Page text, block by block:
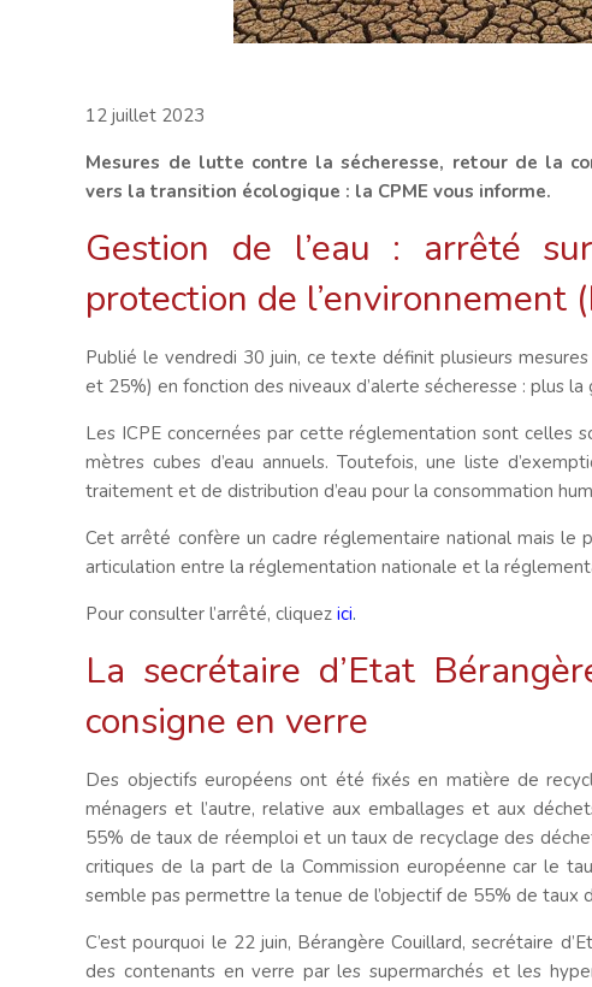
12 juillet 2023
Mesures de lutte contre la sécheresse, retour de la
vers la transition écologique : la CPME vous informe.
Gestion de l’eau : arrêté
protection de l’environnement
Publié le vendredi 30 juin, ce texte définit plusieurs
et 25%) en fonction des niveaux d’alerte sécheresse : plus
Les ICPE concernées par cette réglementation sont celles
mètres cubes d’eau annuels. Toutefois, une liste
traitement et de distribution d’eau pour la consommation
Cet arrêté confère un cadre réglementaire national mais le
articulation entre la réglementation nationale et la
Pour consulter l’arrêté, cliquezici.
La secrétaire d’Etat
consigne en verre
Des objectifs européens ont été fixés en matière de
ménagers et l’autre, relative aux emballages et aux
55% de taux de réemploi et un taux de recyclage des
critiques de la part de la Commission européenne car le
semble pas permettre la tenue de l’objectif de 55% de taux
C’est pourquoi le 22 juin, Bérangère Couillard, secrétaire
des contenants en verre par les supermarchés et les